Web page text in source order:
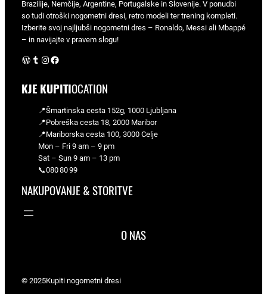
Brazilije, Nemčije, Argentine, Portugalske in Slovenije. V ponudbi
so tudi otroški nogometni dresi, retro modeli ter trening kompleti.
Izberite svoj najljubši nogometni dres – Ronaldo, Messi ali Mbappé
– in navijajte v pravem slogu!
WordPress Instagram Facebook
KJE KUPITIOCATION
📍Šmartinska cesta 152g, 1000 Ljubljana
📍Pobreška cesta 18, 2000 Maribor
📍Mariborska cesta 100, 3000 Celje
Mon – Fri 9 am – 9 pm
Sat – Sun 9 am – 13 pm
📞080 80 99
NAKUPOVANJE & STORITVE
O NAS
© 2025Kupiti nogometni dresi